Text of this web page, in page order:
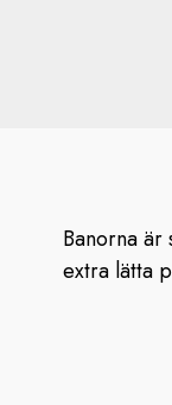
Banorna
extra lätta